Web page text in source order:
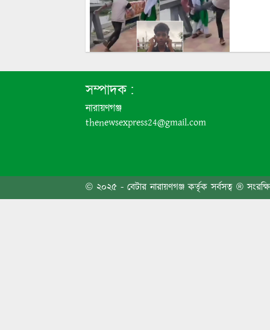
সম্পাদক :
নারায়ণগঞ্জ
thenewsexpress24@gmail.com
© ২০২৫ - বেটার নারায়ণগঞ্জ কর্তৃক সর্বসত্ব ®